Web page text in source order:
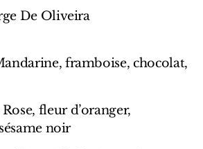
De Oliveira
framboise, chocolat,
Rose, fleur d’oranger,
noir